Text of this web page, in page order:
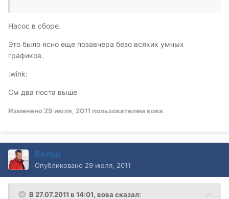
Насос в сборе.
Это было ясно еще позавчера безо всяких умных
графиков.
:wink:
См два поста выше
Изменено 29 июля, 2011 пользователем вова
Вольд
Опубликовано 29 июля, 2011
В 27.07.2011 в 14:01, вова сказал: